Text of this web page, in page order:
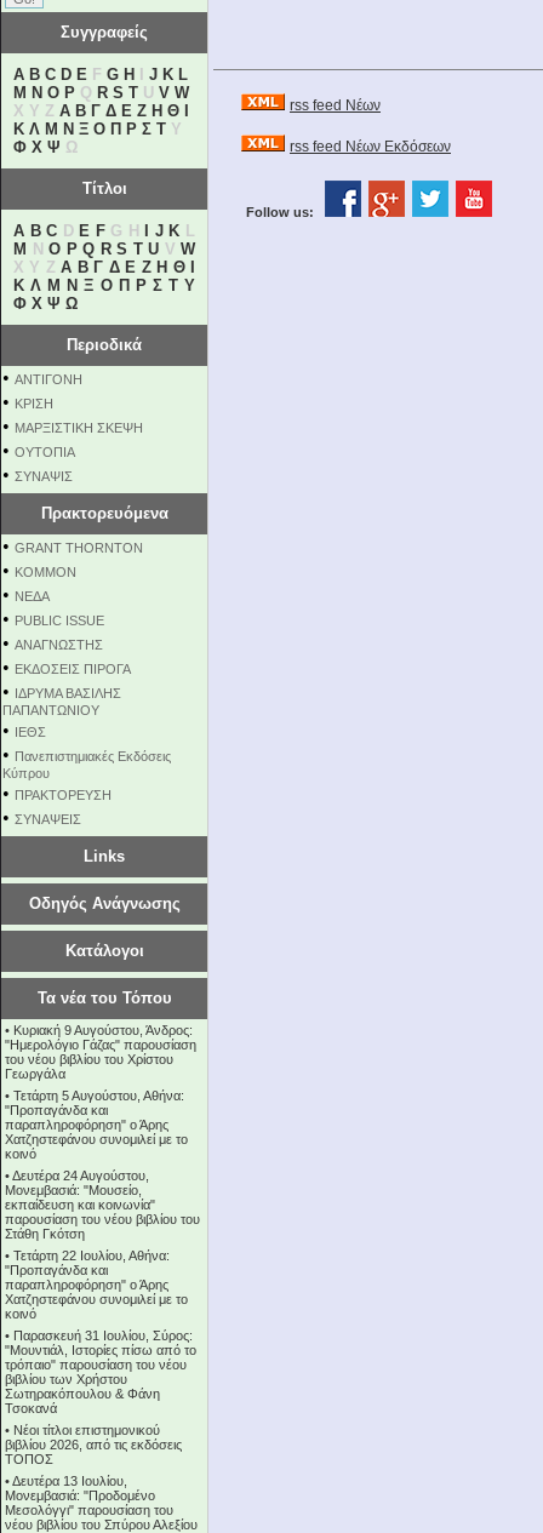
Συγγραφείς
A B C D E F G H J K L
M N O P Q R S T U V W
X Y Z Α Β Γ Δ Ε Ζ Η Θ
Κ Λ Μ Ν Ξ Ο Π Ρ Σ Τ Υ
Φ Χ Ψ Ω
Τίτλοι
A B C D E FG H J K L
M
N O P Q R S T U V W
X Y ZΑ Β Γ Δ Ε Ζ Η Θ
Κ Λ Μ Ν Ξ Ο Π Ρ Σ Τ Υ
Φ Χ Ψ Ω
Περιοδικά
• ΑΝΤΙΓΟΝΗ
• ΚΡΙΣΗ
• ΜΑΡΞΙΣΤΙΚΗ ΣΚΕΨΗ
• ΟΥΤΟΠΙΑ
• ΣΥΝΑΨΙΣ
Πρακτορευόμενα
• GRANT THORNTON
• KOMMON
• NEΔΑ
• PUBLIC ISSUE
• ΑΝΑΓΝΩΣΤΗΣ
• ΕΚΔΟΣΕΙΣ ΠΙΡΟΓΑ
• ΙΔΡΥΜΑ ΒΑΣΙΛΗΣ
ΠΑΠΑΝΤΩΝΙΟΥ
• ΙΕΘΣ
• Πανεπιστημιακές Εκδόσεις
Κύπρου
• ΠΡΑΚΤΟΡΕΥΣΗ
• ΣΥΝΑΨΕΙΣ
Links
Οδηγός Ανάγνωσης
Κατάλογοι
Τα νέα του Τόπου
• Κυριακή 9 Αυγούστου, Άνδρος:
"Ημερολόγιο Γάζας" παρουσίαση
του νέου βιβλίου του Χρίστου
Γεωργάλα
• Τετάρτη 5 Αυγούστου, Αθήνα:
"Προπαγάνδα και
παραπληροφόρηση" ο Άρης
Χατζηστεφάνου συνομιλεί με το
κοινό
•Δευτέρα 24 Αυγούστου,
Μονεμβασιά: "Μουσείο,
εκπαίδευση και κοινωνία"
παρουσίαση του νέου βιβλίου του
Στάθη Γκότση
• Τετάρτη 22 Ιουλίου, Αθήνα:
"Προπαγάνδα και
παραπληροφόρηση" ο Άρης
Χατζηστεφάνου συνομιλεί με το
κοινό
• Παρασκευή 31 Ιουλίου, Σύρος:
"Μουντιάλ, Ιστορίες πίσω από το
τρόπαιο" παρουσίαση του νέου
βιβλίου των Χρήστου
Σωτηρακόπουλου & Φάνη
Τσοκανά
• Νέοι τίτλοι επιστημονικού
βιβλίου 2026, από τις εκδόσεις
ΤΟΠΟΣ
•Δευτέρα 13 Ιουλίου,
Μονεμβασιά: "Προδομένο
Μεσολόγγι" παρουσίαση του
νέου βιβλίου του Σπύρου Αλεξίου
rss feed Νέων
rss feed Νέων Εκδόσεων
Follow us: